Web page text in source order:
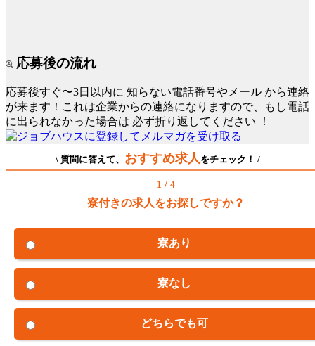
応募後の流れ
応募後すぐ〜3日以内に 知らない電話番号やメール から連絡
が来ます！これは企業からの連絡になりますので、もし電話
に出られなかった場合は 必ず折り返してください ！
\ 質問に答えて、 おすすめ求人をチェック！ /
1 / 4
寮付きの求人をお探しですか？
寮あり
寮なし
どちらでも可